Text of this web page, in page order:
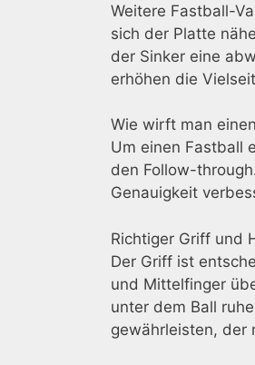
Weitere Fastball-
sich der Platte
der Sinker eine
erhöhen die
Wie wirft man
Um einen Fastball
den Follow-
Genauigkeit
Richtiger Griff und
Der Griff ist
und Mittelfinger
unter dem Ball
gewährleisten, der